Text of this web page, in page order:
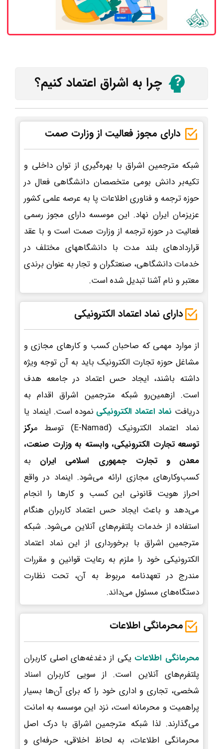
چرا به اشراق اعتماد کنیم؟
دارای مجوز فعالیت از وزارت صمت
شبکه مترجمین اشراق با بهره‌گیری از توان داخلی و
تکیه‌بر دانش بومی متخصصان دانشگاهی فعال در
حوزه ترجمه و فناوری اطلاعات پا به عرصه علمی کشور
عزیزمان ایران نهاد. این موسسه دارای مجوز رسمی
فعالیت در حوزه ترجمه از وزارت صمت است و با عقد
قراردادهای بلند مدت با دانشگاههای مختلف در
خدمات دانشگاهی، صنعتگران و تجار به عنوان برندی
معتبر و نام آشنا تبدیل شده است.
دارای نماد اعتماد الکترونیکی
از موارد مهمی که صاحبان کسب و کارهای مجازی و
مشاغل حوزه تجارت الکترونیک باید به آن توجه ویژه
داشته باشند، ایجاد حس اعتماد در جامعه هدف
است. ازهمین‌رو شبکه مترجمین اشراق اقدام به
دریافت نماد اعتماد الکترونیکی نموده است. اینماد یا
نماد اعتماد الکترونیک (E-Namad) توسط م
رکز
توسعه تجارت الکترونیکی، وابسته به وزارت صنعت،
معدن و تجارت جمهوری اسلامی ایران به
کسب‌وکارهای مجازی ارائه می‌شود. اینماد در واقع
احراز هویت قانونی این کسب و کارها را انجام
می‌دهد و باعث ایجاد حس اعتماد کاربران هنگام
استفاده از خدمات پلتفرم‌های آنلاین می‌شود. شبکه
مترجمین اشراق با برخورداری از این نماد اعتماد
الکترونیکی خود را ملزم به رعایت قوانین و مقررات
مندرج در تعهدنامه مربوط به آن، تحت نظارت
دستگاه‌های مسئول می‌داند.
محرمانگی اطلاعات
محرمانگی اطلاعات یکی از دغدغه‌های اصلی کاربران
پلتفرم‌های آنلاین است. از سویی کاربران اسناد
شخصی، تجاری و اداری خود را که برای آن‌ها بسیار
پراهمیت و محرمانه است، نزد این موسسه به امانت
می‌گذارند. لذا شبکه مترجمین اشراق با درک اصل
محرمانگی اطلاعات، به لحاظ اخلاقی، حرفه‌ای و